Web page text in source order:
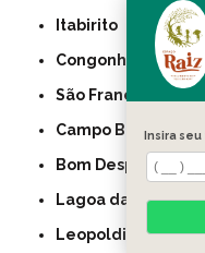
Itabirito
Congonhas
São Francisco
Campo Belo
Bom Despacho
Lagoa da Prata
Leopoldina
Insira